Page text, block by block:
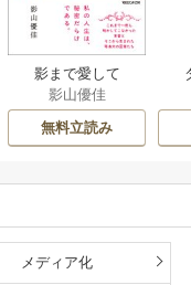
影まで愛して
影山優佳
無料立読み
メディア化